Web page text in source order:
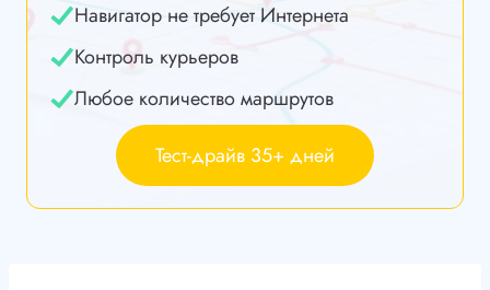
Навигатор не требует Интернета
Контроль курьеров
Любое количество маршрутов
Тест-драйв 35+ дней